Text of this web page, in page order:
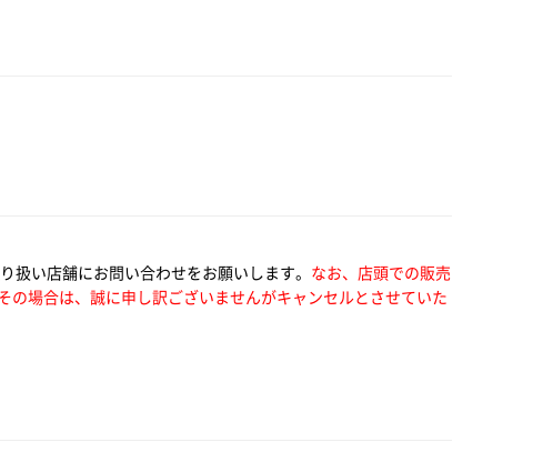
い店舗にお問い合わせをお願いします。 なお、店頭での販売
場合は、誠に申し訳ございませんがキャンセルとさせていた